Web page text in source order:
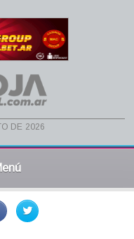
de 2026